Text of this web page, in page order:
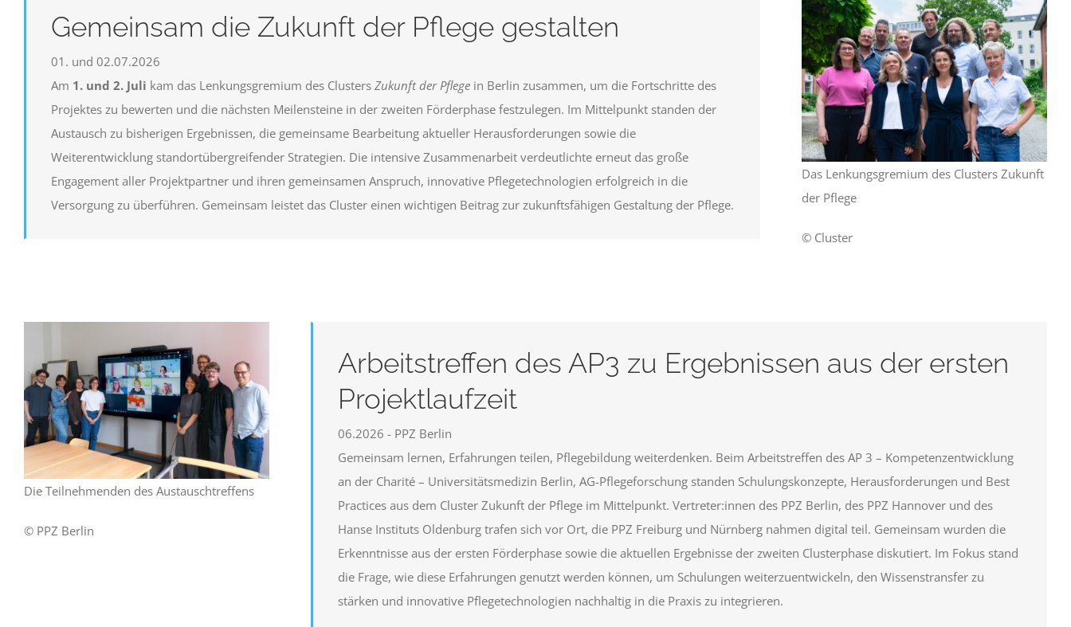
Gemeinsam die Zukunft der Pflege gestalten
01. und 02.07.2026
Am 1. und 2. Juli kam das Lenkungsgremium des Clusters Zukunft der Pflege in Berlin zusammen, um die Fortschritte des
Projektes zu bewerten und die nächsten Meilensteine in der zweiten Förderphase festzulegen. Im Mittelpunkt standen der
Austausch zu bisherigen Ergebnissen, die gemeinsame Bearbeitung aktueller Herausforderungen sowie die
Weiterentwicklung standortübergreifender Strategien. Die intensive Zusammenarbeit verdeutlichte erneut das große
Engagement aller Projektpartner und ihren gemeinsamen Anspruch, innovative Pflegetechnologien erfolgreich in die
Versorgung zu überführen. Gemeinsam leistet das Cluster einen wichtigen Beitrag zur zukunftsfähigen Gestaltung der Pflege.
Das Lenkungsgremium des Clusters Zukunft
der Pflege
© Cluster
Die Teilnehmenden des Austauschtreffens
© PPZ Berlin
Arbeitstreffen des AP3 zu Ergebnissen aus der ersten
Projektlaufzeit
06.2026 - PPZ Berlin
Gemeinsam lernen, Erfahrungen teilen, Pflegebildung weiterdenken. Beim Arbeitstreffen des AP 3 – Kompetenzentwicklung
an der Charité – Universitätsmedizin Berlin, AG-Pflegeforschung standen Schulungskonzepte, Herausforderungen und Best
Practices aus dem Cluster Zukunft der Pflege im Mittelpunkt. Vertreter:innen des PPZ Berlin, des PPZ Hannover und des
Hanse Instituts Oldenburg trafen sich vor Ort, die PPZ Freiburg und Nürnberg nahmen digital teil. Gemeinsam wurden die
Erkenntnisse aus der ersten Förderphase sowie die aktuellen Ergebnisse der zweiten Clusterphase diskutiert. Im Fokus stand
die Frage, wie diese Erfahrungen genutzt werden können, um Schulungen weiterzuentwickeln, den Wissenstransfer zu
stärken und innovative Pflegetechnologien nachhaltig in die Praxis zu integrieren.